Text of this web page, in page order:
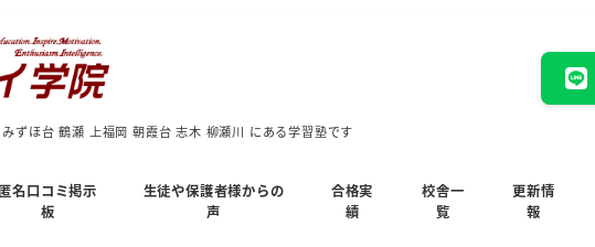
ずほ台 鶴瀬 上福岡 朝霞台 志木 柳瀬川 にある学習塾です
匿名口コミ掲示
板
生徒や保護者様からの
声
合格実
績
校舎一
覧
更新情
報